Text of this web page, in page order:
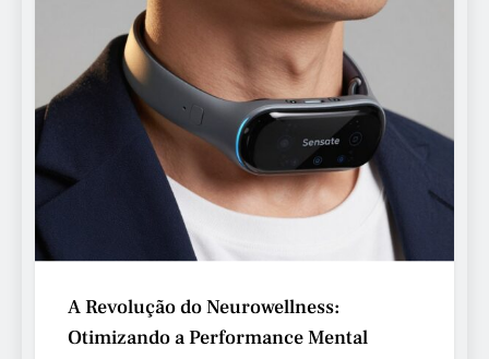
A Revolução do Neurowellness:
Otimizando a Performance Mental